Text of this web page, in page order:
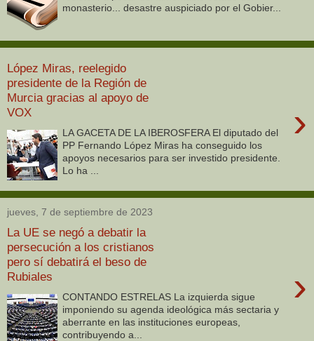
monasterio... desastre auspiciado por el Gobier...
López Miras, reelegido
presidente de la Región de
Murcia gracias al apoyo de
VOX
›
LA GACETA DE LA IBEROSFERA El diputado del
PP Fernando López Miras ha conseguido los
apoyos necesarios para ser investido presidente.
Lo ha ...
jueves, 7 de septiembre de 2023
La UE se negó a debatir la
persecución a los cristianos
pero sí debatirá el beso de
Rubiales
›
CONTANDO ESTRELAS La izquierda sigue
imponiendo su agenda ideológica más sectaria y
aberrante en las instituciones europeas,
contribuyendo a...